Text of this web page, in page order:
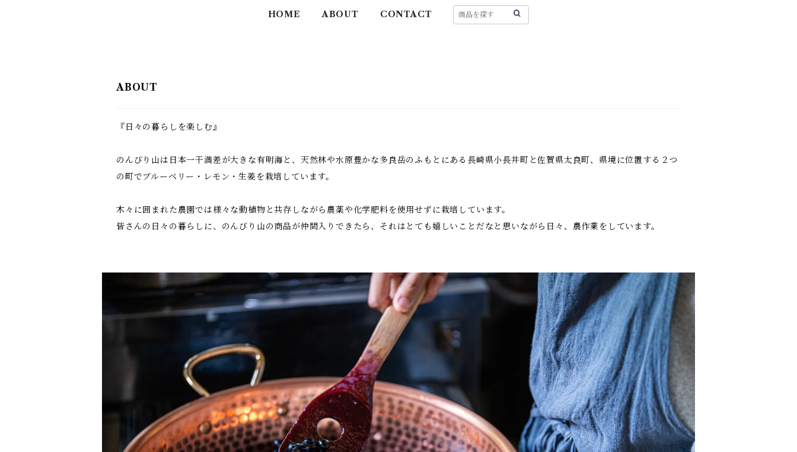
HOME ABOUT CONTACT
ABOUT
『日々の暮らしを楽しむ』
のんびり山は日本一干満差が大きな有明海と、天然林や水原豊かな多良岳のふもとにある長崎県小長井町と佐賀県太良町、県境に位置する２つ
の町でブルーベリー・レモン・生姜を栽培しています。
木々に囲まれた農園では様々な動植物と共存しながら農薬や化学肥料を使用せずに栽培しています。
皆さんの日々の暮らしに、のんびり山の商品が仲間入りできたら、それはとても嬉しいことだなと思いながら日々、農作業をしています。